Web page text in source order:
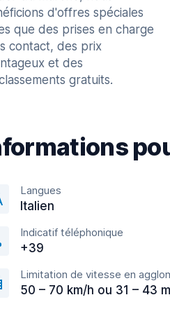
d'offres spéciales
que des prises en charge
contact, des prix
et des
gratuits.
Langues
Italien
Indicatif téléphonique
+39
Limitation de vitesse en
50 – 70 km/h ou 31 – 43